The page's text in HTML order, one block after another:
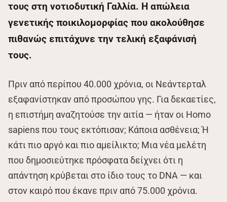
τους στη νοτιοδυτική Γαλλία. Η απώλεια
γενετικής ποικιλομορφίας που ακολούθησε
πιθανώς επιτάχυνε την τελική εξαφάνισή
τους.
Πριν από περίπου 40.000 χρόνια, οι Νεάντερταλ
εξαφανίστηκαν από προσώπου γης. Για δεκαετίες,
η επιστήμη αναζητούσε την αιτία — ήταν οι Homo
sapiens που τους εκτόπισαν; Κάποια ασθένεια; Ή
κάτι πιο αργό και πιο αμείλικτο; Μια νέα μελέτη
που δημοσιεύτηκε πρόσφατα δείχνει ότι η
απάντηση κρύβεται στο ίδιο τους το DNA — και
στον καιρό που έκανε πριν από 75.000 χρόνια.